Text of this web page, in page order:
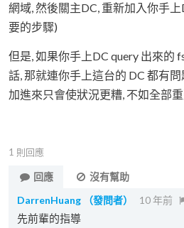
網域, 然後關主DC, 重新加入你手
要的步驟)
但是, 如果你手上DC query 出來的
話, 那就連你手上這台的 DC 都有
加進來只會使狀況更糟, 不如全部
1 則回應
回應
沒有幫助
DarrenHuang
（發問者） 10 年前
先前輩的指導